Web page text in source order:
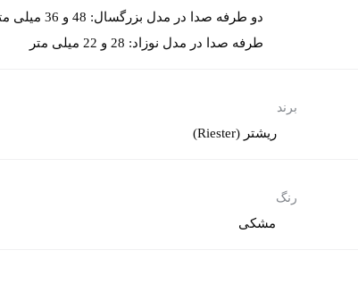
طرفه صدا در مدل نوزاد: 28 و 22 میلی متر
برند
ریشتر (Riester)
رنگ
مشکی